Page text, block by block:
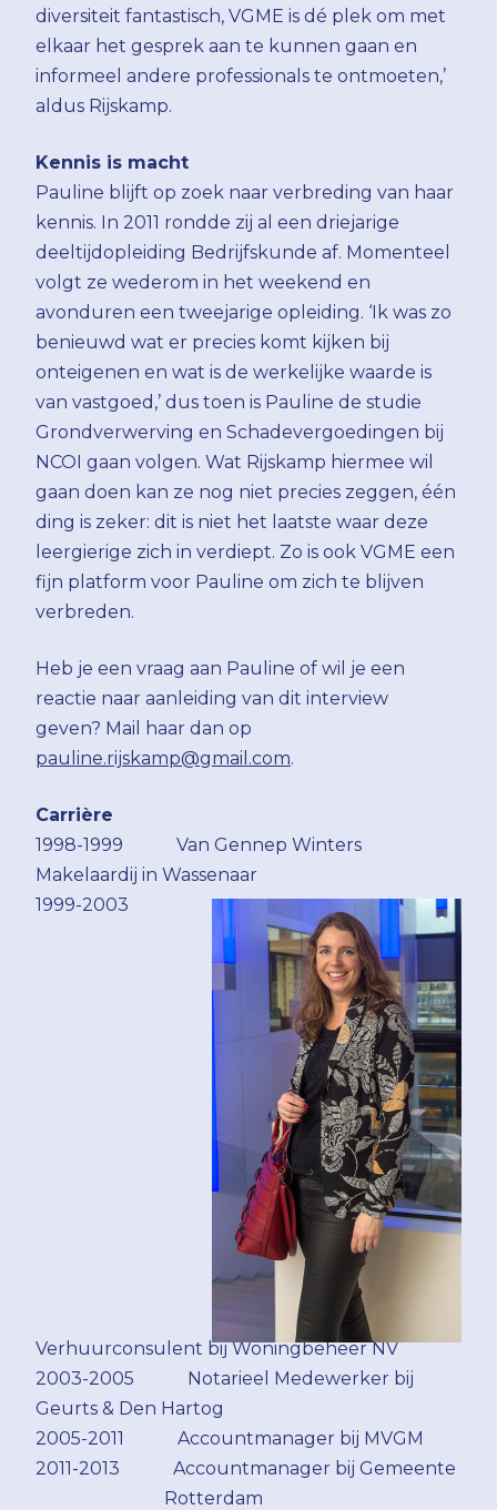
diversiteit fantastisch, VGME is dé plek om met
elkaar het gesprek aan te kunnen gaan en
informeel andere professionals te ontmoeten,’
aldus Rijskamp.
Kennis is macht
Pauline blijft op zoek naar verbreding van haar
kennis. In 2011 rondde zij al een driejarige
deeltijdopleiding Bedrijfskunde af. Momenteel
volgt ze wederom in het weekend en
avonduren een tweejarige opleiding. ‘Ik was zo
benieuwd wat er precies komt kijken bij
onteigenen en wat is de werkelijke waarde is
van vastgoed,’ dus toen is Pauline de studie
Grondverwerving en Schadevergoedingen bij
NCOI gaan volgen. Wat Rijskamp hiermee wil
gaan doen kan ze nog niet precies zeggen, één
ding is zeker: dit is niet het laatste waar deze
leergierige zich in verdiept. Zo is ook VGME een
fijn platform voor Pauline om zich te blijven
verbreden.
Heb je een vraag aan Pauline of wil je een
reactie naar aanleiding van dit interview
geven? Mail haar dan op
pauline.rijskamp@gmail.com.
Carrière
1998-1999 Van Gennep Winters
Makelaardij in Wassenaar
1999-2003
Verhuurconsulent bij Woningbeheer NV
2003-2005 Notarieel Medewerker bij
Geurts & Den Hartog
2005-2011 Accountmanager bij MVGM
2011-2013 Accountmanager bij Gemeente
Rotterdam